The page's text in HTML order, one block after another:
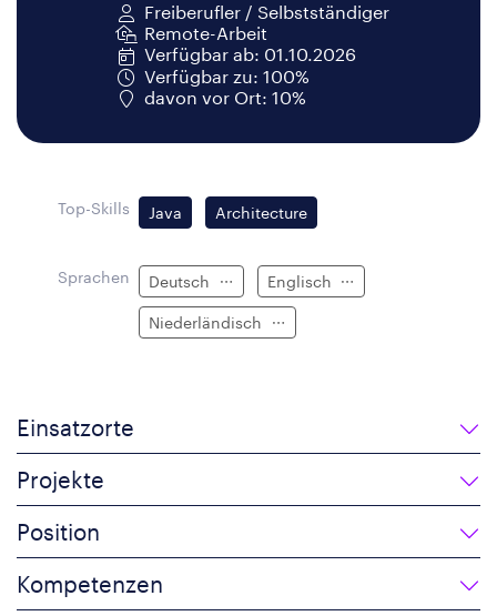
Freiberufler / Selbstständiger
Remote-Arbeit
Verfügbar ab: 01.10.2026
Verfügbar zu: 100%
davon vor Ort: 10%
Top-Skills Java Architecture
Sprachen Deutsch Englisch
Niederländisch
Einsatzorte
Projekte
Position
Kompetenzen